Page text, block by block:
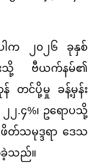
က ၂၀၂၆ ခုနှစ်
ားသို့ ဗီယက်နမ်၏
တင်ပို့မှု ခန့်မှန်း
.၄%၊ ဥရောပသို့
တ်သမုဒ္ဒရာ ဒေသ
ခဲ့သည်။